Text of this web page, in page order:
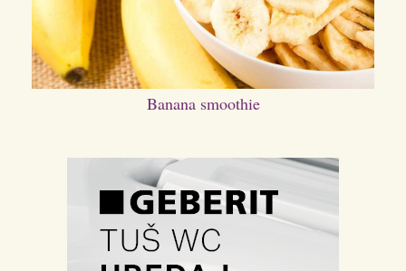
Banana smoothie